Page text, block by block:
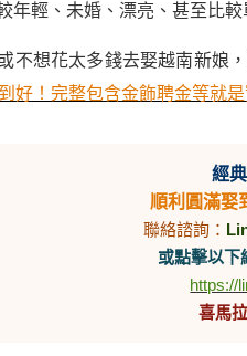
年輕、未婚、漂亮、甚至比
不想花太多錢去娶越南新娘
好！完整包含金飾聘金等就是
經
順利圓滿娶
聯絡諮詢：
或點擊以下
https://
喜馬